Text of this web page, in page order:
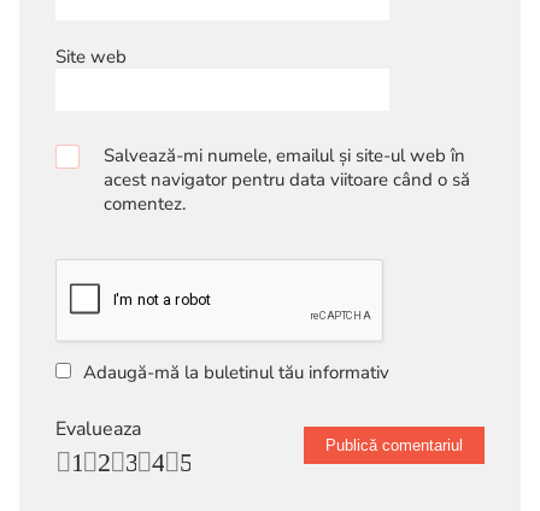
Site web
Salvează-mi numele, emailul și site-ul web în
acest navigator pentru data viitoare când o să
comentez.
Adaugă-mă la buletinul tău informativ
Evalueaza
5
4
3
2
1